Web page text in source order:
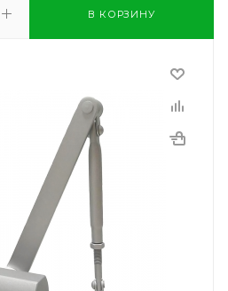
В КОРЗИНУ